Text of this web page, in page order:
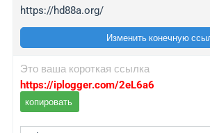
https://hd88a.org/
Изменить конечную
Это ваша короткая ссылка
https://iplogger.com/2eL6a6
копировать